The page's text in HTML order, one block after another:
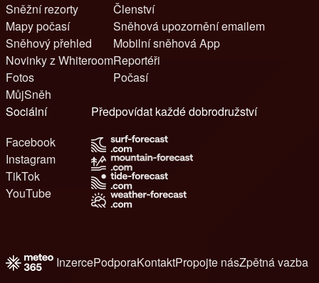
Sněžní rezorty
Mapy počasí
Sněhový přehled
Novinky z Whiteroom
Fotos
MůjSněh
Členství
Sněhová upozornění emailem
Mobilní sněhová App
Reportéři
Počasí
Sociální
Facebook
Instagram
TikTok
YouTube
Předpovídat každé dobrodružství
InzercePodporaKontaktPropojte násZpětná vazba